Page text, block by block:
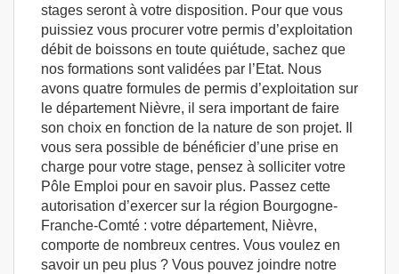
stages seront à votre disposition. Pour que vous
puissiez vous procurer votre permis d’exploitation
débit de boissons en toute quiétude, sachez que
nos formations sont validées par l’Etat. Nous
avons quatre formules de permis d’exploitation sur
le département Nièvre, il sera important de faire
son choix en fonction de la nature de son projet. Il
vous sera possible de bénéficier d’une prise en
charge pour votre stage, pensez à solliciter votre
Pôle Emploi pour en savoir plus. Passez cette
autorisation d’exercer sur la région Bourgogne-
Franche-Comté : votre département, Nièvre,
comporte de nombreux centres. Vous voulez en
savoir un peu plus ? Vous pouvez joindre notre